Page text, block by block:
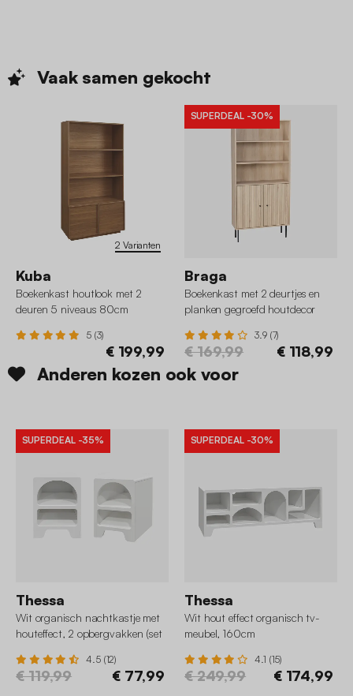
Vaak samen gekocht
2 Varianten
Kuba
Boekenkast houtlook met 2
deuren 5 niveaus 80cm
5 (3)
€ 199,99
SUPERDEAL -30%
Braga
Boekenkast met 2 deurtjes en
planken gegroefd houtdecor
3.9 (7)
€ 169,99 € 118,99
Anderen kozen ook voor
SUPERDEAL -35%
Thessa
Wit organisch nachtkastje met
houteffect, 2 opbergvakken (set
4.5 (12)
€ 119,99 € 77,99
SUPERDEAL -30%
Thessa
Wit hout effect organisch tv-
meubel, 160cm
4.1 (15)
€ 249,99 € 174,99